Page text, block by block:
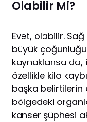
Olabilir Mi?
Evet, olabilir.
büyük
kaynaklansa da,
özellikle kilo
başka belirtilerin
bölgedeki
kanser şüphesi